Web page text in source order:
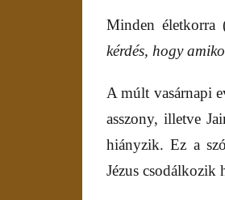
Minden életkorra
kérdés, hogy
A múlt vasárnapi
asszony, illetve
hiányzik. Ez a
Jézus csodálkozik